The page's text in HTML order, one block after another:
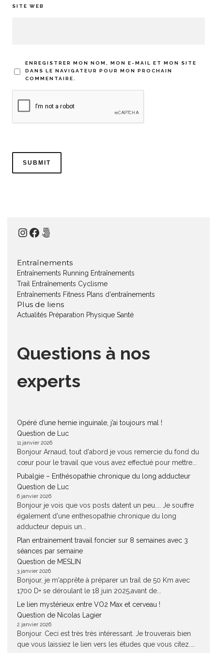
SITE WEB
ENREGISTRER MON NOM, MON E-MAIL ET MON SITE
DANS LE NAVIGATEUR POUR MON PROCHAIN
COMMENTAIRE.
Instagram
Facebook
500px
Entraînements
Entraînements Running Entraînements
Trail
Entraînements Cyclisme
Entraînements Fitness Plans d'entraînements
Plus de liens
Actualités Préparation Physique Santé
Questions à nos
experts
Opéré d’une hernie inguinale, j’ai toujours mal !
Question de Luc
11 janvier 2026
Bonjour Arnaud, tout d'abord je vous remercie du fond du
cœur pour le travail que vous avez effectué pour mettre...
Pubalgie – Enthésopathie chronique du long adducteur
Question de Luc
6 janvier 2026
Bonjour je vois que vos posts datent un peu.... Je souffre
également d'une enthesopathie chronique du long
adducteur depuis un...
Plan entrainement travail foncier sur 8 semaines avec 3
séances par semaine
Question de MESLIN
3 janvier 2026
Bonjour, je m'apprête à préparer un trail de 50 Km avec
1700 D+ se déroulant le 18 juin 2025,avant de...
Le lien mystérieux entre VO2 Max et cerveau !
Question de Nicolas Lagier
2 janvier 2026
Bonjour. Ceci est très très intéressant. Je trouverais bien
que vous laissiez le lien vers les études que vous citez....